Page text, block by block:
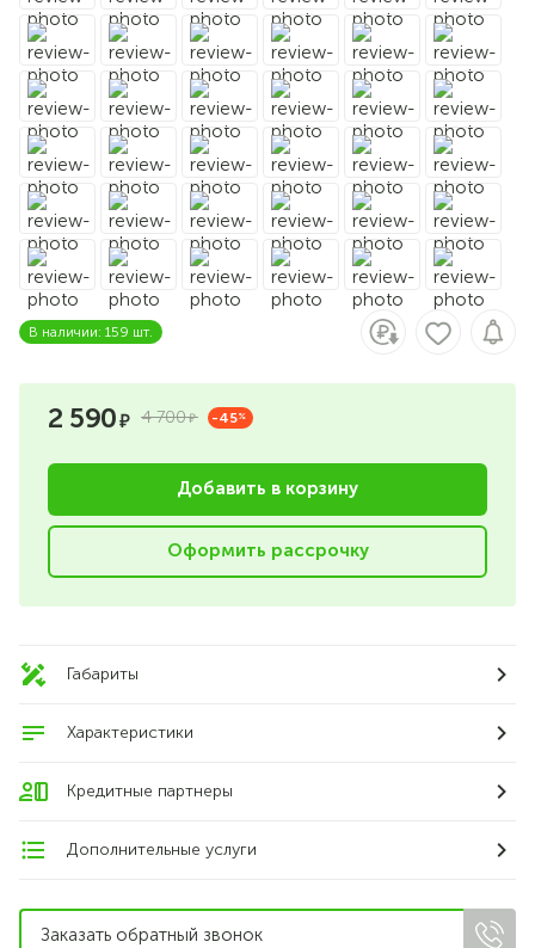
В наличии: 159 шт.
2 590 4 700 -45%
Добавить в корзину
Оформить рассрочку
Габариты
Характеристики
Кредитные партнеры
Дополнительные услуги